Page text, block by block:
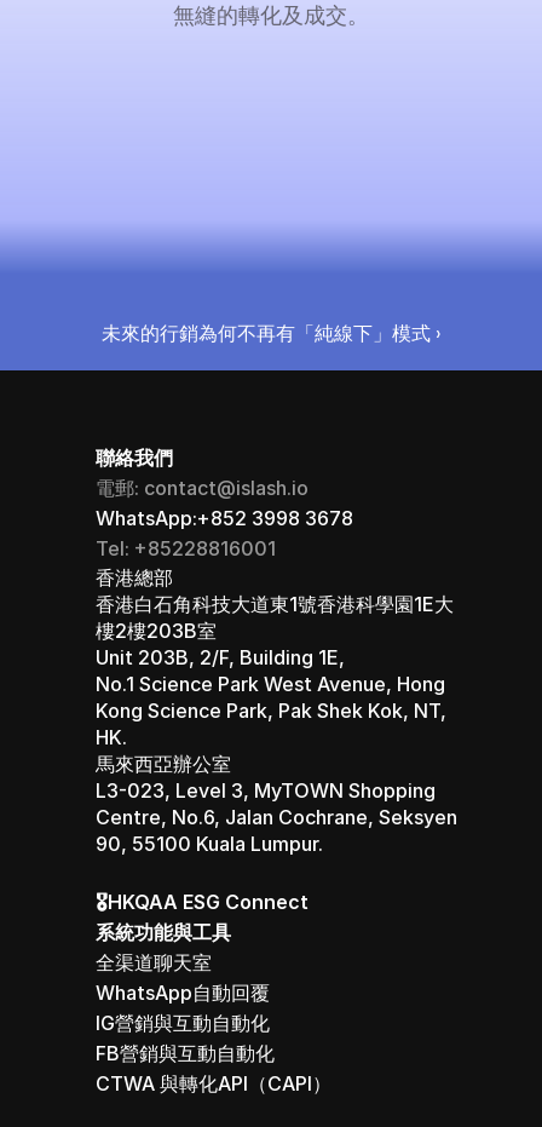
無縫的轉化及成交。
未來的行銷為何不再有「純線下」模式 ›
聯絡我們
電郵: contact@islash.io
WhatsApp:+852 3998 3678
Tel: +85228816001
香港總部
香港白石角科技大道東1號香港科學園1E大
樓2樓203B室
Unit 203B, 2/F, Building 1E,
No.1 Science Park West Avenue, Hong
Kong Science Park, Pak Shek Kok, NT,
HK.
馬來西亞辦公室
L3-023, Level 3, MyTOWN Shopping
Centre, No.6, Jalan Cochrane, Seksyen
90, 55100 Kuala Lumpur.
🎖️HKQAA ESG Connect
系統功能與工具
全渠道聊天室
WhatsApp自動回覆
IG營銷與互動自動化
FB營銷與互動自動化
CTWA 與轉化API（CAPI）